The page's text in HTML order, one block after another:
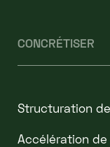
CONCRÉTISER
Structuration
Accélération